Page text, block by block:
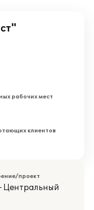
рабочих мест
клиентов
проект
Центральный